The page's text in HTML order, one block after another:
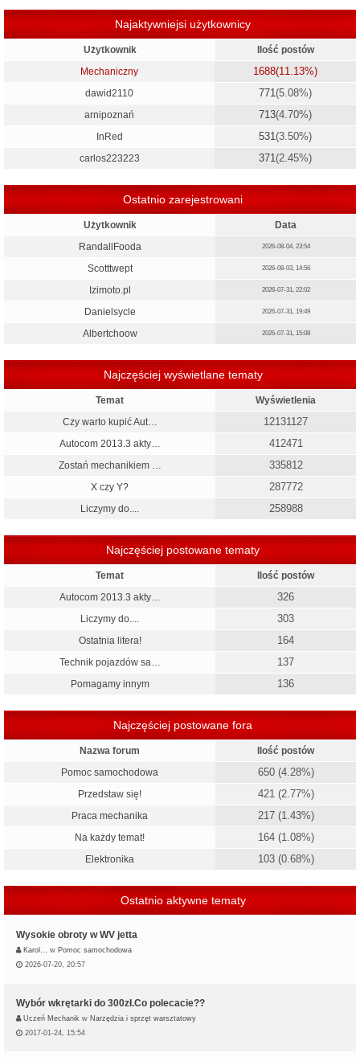
Najaktywniejsi użytkownicy
Użytkownik
Ilość postów
Mechaniczny
1688(11.13%)
dawid2110 771 (5.08%)
arnipoznań 713(4.70%)
InRed 531 (3.50%)
carlos223223 371 (2.45%)
Ostatnio zarejestrowani
Użytkownik
Data
RandallFooda
2026-08-04, 23:54
Scotttwept 2026-08-03, 14:56
Izimoto.pl 2026-07-31, 22:02
Danielsycle 2026-07-31, 19:49
Albertchoow 2026-07-31, 15:08
Najczęściej wyświetlane tematy
Temat
Wyświetlenia
Czy warto kupić Aut…
12131127
Autocom 2013.3 akty… 412471
Zostań mechanikiem … 335812
X czy Y? 287772
Liczymy do.... 258988
Najczęściej postowane tematy
Temat
Ilość postów
Autocom 2013.3 akty…
326
Liczymy do.... 303
Ostatnia litera! 164
Technik pojazdów sa… 137
Pomagamy innym 136
Najczęściej postowane fora
Nazwa forum
Ilość postów
Pomoc samochodowa
650 (4.28%)
Przedstaw się! 421 (2.77%)
Praca mechanika 217 (1.43%)
Na każdy temat! 164 (1.08%)
Elektronika 103 (0.68%)
Ostatnio aktywne tematy
Wysokie obroty w WV jetta
Karol… w Pomoc samochodowa
2026-07-20, 20:57
Wybór wkrętarki do 300zł.Co polecacie??
Uczeń Mechanik w Narzędzia i sprzęt warsztatowy
2017-01-24, 15:54